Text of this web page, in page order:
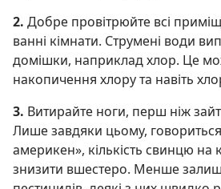
2. Добре провітрюйте всі
ванні кімнати. Струмені води
домішки, наприклад хлор. Це
накопичення хлору та навіть
3. Витирайте ноги, перш ніж
Лише завдяки цьому,
америкен», кількість свинцю
знизити вшестеро. Менше